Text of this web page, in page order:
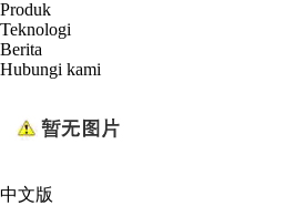
Produk
Teknologi
Berita
Hubungi kami
中文版